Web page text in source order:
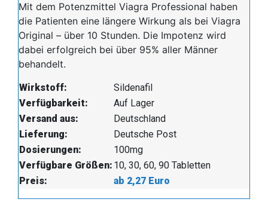
Mit dem Potenzmittel Viagra Professional haben
die Patienten eine längere Wirkung als bei Viagra
Original – über 10 Stunden. Die Impotenz wird
dabei erfolgreich bei über 95% aller Männer
behandelt.
Wirkstoff:
Sildenafil
Verfügbarkeit:
Auf Lager
Versand aus:
Deutschland
Lieferung:
Deutsche Post
Dosierungen:
100mg
Verfügbare Größen: 10, 30, 60, 90 Tabletten
Preis:
ab 2,27 Euro